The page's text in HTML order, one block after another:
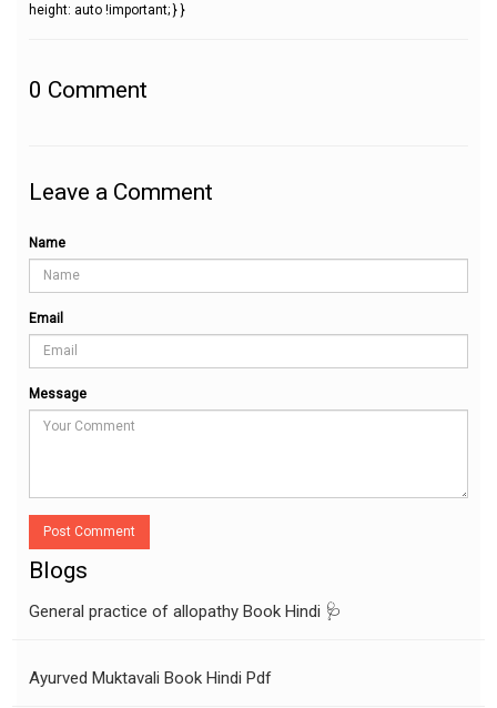
height: auto !important; } }
0 Comment
Leave a Comment
Name
Email
Message
Post Comment
Blogs
General practice of allopathy Book Hindi 🩺
Ayurved Muktavali Book Hindi Pdf